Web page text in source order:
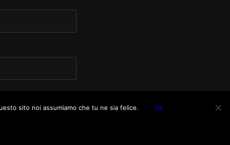
sito noi assumiamo che tu ne sia felice. Ok